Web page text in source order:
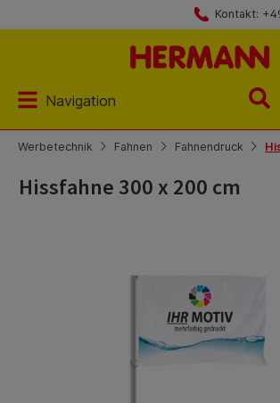
Kontakt:
Navigation
Werbetechnik Fahnen Fahnendruck
Hissfahne 300 x 200 cm